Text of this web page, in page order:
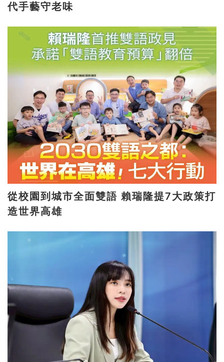
代手藝守老味
從校園到城市全面雙語 賴瑞隆提7大政策打
造世界高雄